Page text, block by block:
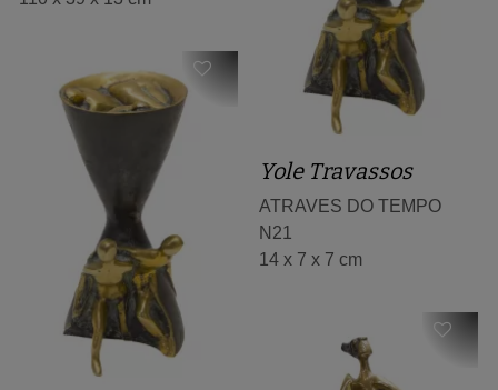
Yole Travassos
ATRAVES DO TEMPO
N21
14 x 7 x 7 cm